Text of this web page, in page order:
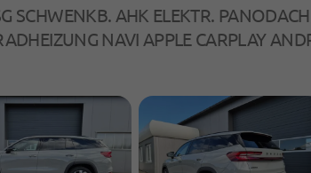
SCHWENKB. AHK ELEKTR.
NAVI APPLE CARPLAY